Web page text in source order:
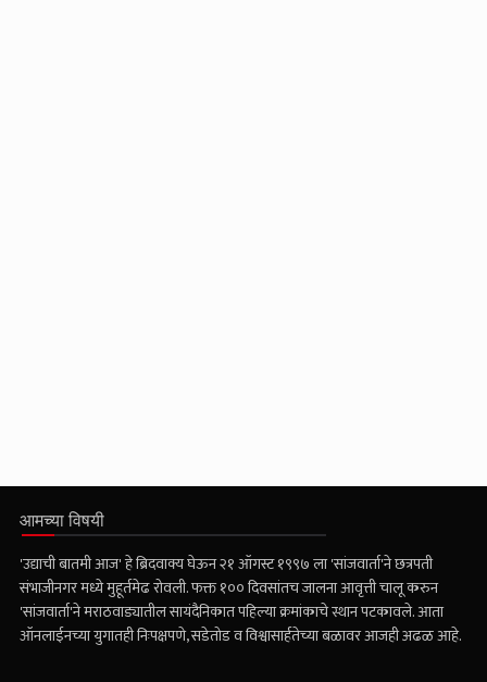
आमच्या विषयी
'उद्याची बातमी आज' हे ब्रिदवाक्य घेऊन २१ ऑगस्ट १९९७ ला 'सांजवार्ता'ने छत्रपती
संभाजीनगर मध्ये मुहूर्तमेढ रोवली. फक्त १०० दिवसांतच जालना आवृत्ती चालू करुन
'सांजवार्ता'ने मराठवाड्यातील सायंदैनिकात पहिल्या क्रमांकाचे स्थान पटकावले. आता
ऑनलाईनच्या युगातही निःपक्षपणे, सडेतोड व विश्वासार्हतेच्या बळावर आजही अढळ आहे.